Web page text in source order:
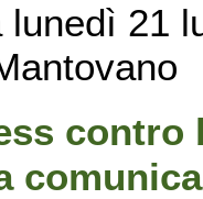
lunedì 21
contro